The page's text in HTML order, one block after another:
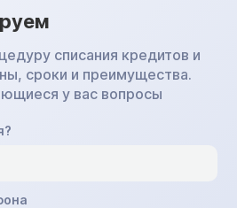
списания кредитов и
сроки и преимущества.
у вас вопросы